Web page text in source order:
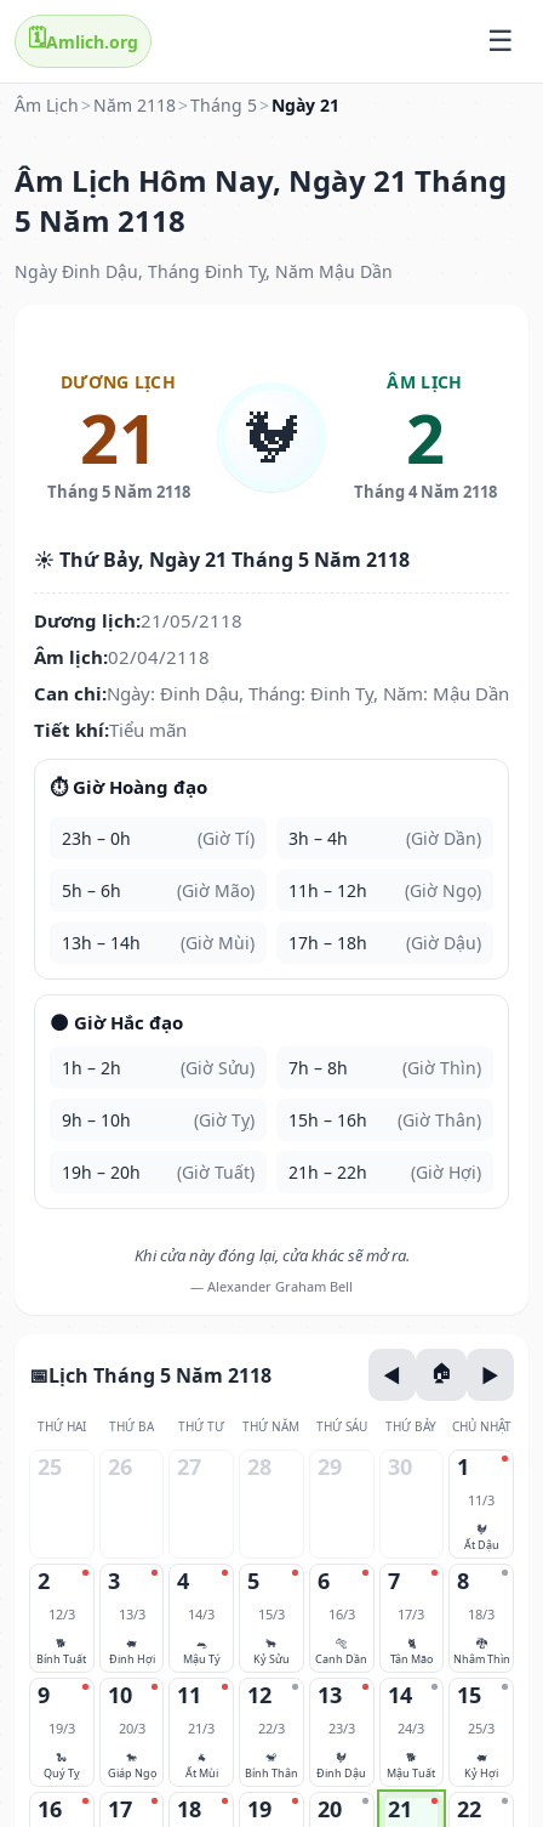
🗓️Amlich.org
Âm Lịch > Năm 2118>Tháng 5 > Ngày 21
Âm Lịch Hôm Nay, Ngày 21 Tháng
5 Năm 2118
Ngày Đinh Dậu, Tháng Đinh Tỵ, Năm Mậu Dần
DƯƠNG LỊCH
21
Tháng 5 Năm 2118
🐓
ÂM LỊCH
2
Tháng 4 Năm 2118
☀️ Thứ Bảy, Ngày 21 Tháng 5 Năm 2118
Dương lịch:21/05/2118
Âm lịch:02/04/2118
Can chi:Ngày: Đinh Dậu, Tháng: Đinh Tỵ, Năm: Mậu Dần
Tiết khí:Tiểu mãn
⏱️ Giờ Hoàng đạo
23h – 0h (Giờ Tí) 3h – 4h (Giờ Dần)
5h – 6h (Giờ Mão) 11h – 12h (Giờ Ngọ)
13h – 14h (Giờ Mùi) 17h – 18h (Giờ Dậu)
🌑 Giờ Hắc đạo
1h – 2h (Giờ Sửu) 7h – 8h (Giờ Thìn)
9h – 10h (Giờ Tỵ) 15h – 16h (Giờ Thân)
19h – 20h (Giờ Tuất) 21h – 22h (Giờ Hợi)
Khi cửa này đóng lại, cửa khác sẽ mở ra.
— Alexander Graham Bell
Lịch Tháng 5 Năm 2118
THỨ HAI THỨ BA THỨ TƯ THỨ NĂM THỨ SÁU THỨ BẢY CHỦ NHẬT
25 26 27 28 29 30 1
11/3
🐓
Ất Dậu
2
12/3
🐕
Bính Tuất
3
13/3
🐖
Đinh Hợi
4
14/3
🐀
Mậu Tý
5
15/3
🐂
Kỷ Sửu
6
16/3
🐅
Canh Dần
7
17/3
🐈
Tân Mão
8
18/3
🐉
Nhâm Thìn
9
19/3
🐍
Quý Tỵ
10
20/3
🐎
Giáp Ngọ
11
21/3
🐐
Ất Mùi
12
22/3
🐒
Bính Thân
13
23/3
🐓
Đinh Dậu
14
24/3
🐕
Mậu Tuất
15
25/3
🐖
Kỷ Hợi
16 17 18 19 20 21 22